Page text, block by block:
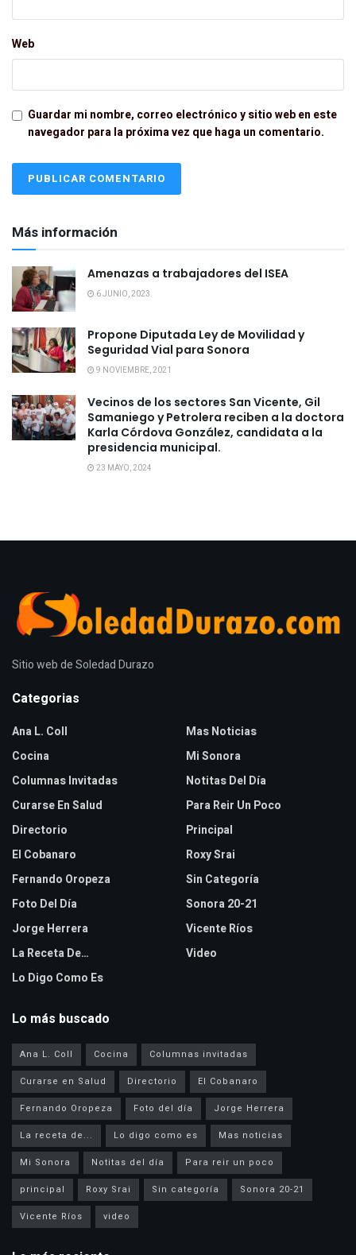
Web
Guardar mi nombre, correo electrónico y sitio web en este
navegador para la próxima vez que haga un comentario.
Más información
Amenazas a trabajadores del ISEA
6 JUNIO, 2023
Propone Diputada Ley de Movilidad y
Seguridad Vial para Sonora
9 NOVIEMBRE, 2021
Vecinos de los sectores San Vicente, Gil
Samaniego y Petrolera reciben a la doctora
Karla Córdova González, candidata a la
presidencia municipal.
23 MAYO, 2024
Sitio web de Soledad Durazo
Categorias
Ana L. Coll
Cocina
Columnas Invitadas
Curarse En Salud
Directorio
El Cobanaro
Fernando Oropeza
Foto Del Día
Jorge Herrera
La Receta De…
Lo Digo Como Es
Mas Noticias
Mi Sonora
Notitas Del Día
Para Reir Un Poco
Principal
Roxy Srai
Sin Categoría
Sonora 20-21
Vicente Ríos
Video
Lo más buscado
Ana L. Coll Cocina
Columnas invitadas
Curarse en Salud
Directorio
El Cobanaro
Fernando Oropeza
Foto del día
Jorge Herrera
La receta de...
Lo digo como es
Mas noticias
Mi Sonora
Notitas del día
Para reir un poco
principal
Roxy Srai Sin categoría
Sonora 20-21
Vicente Ríos
video